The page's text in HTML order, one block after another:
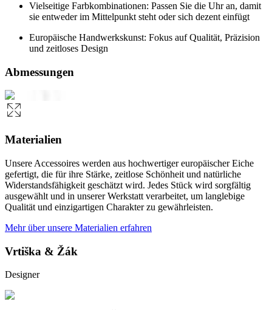
Vielseitige Farbkombinationen: Passen Sie die Uhr an, damit
sie entweder im Mittelpunkt steht oder sich dezent einfügt
Europäische Handwerkskunst: Fokus auf Qualität, Präzision
und zeitloses Design
Abmessungen
Materialien
Unsere Accessoires werden aus hochwertiger europäischer Eiche
gefertigt, die für ihre Stärke, zeitlose Schönheit und natürliche
Widerstandsfähigkeit geschätzt wird. Jedes Stück wird sorgfältig
ausgewählt und in unserer Werkstatt verarbeitet, um langlebige
Qualität und einzigartigen Charakter zu gewährleisten.
Mehr über unsere Materialien erfahren
Vrtiška & Žák
Designer